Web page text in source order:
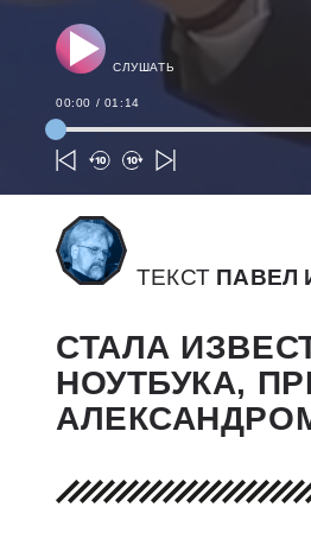
СЛУШАТЬ
00:00 / 01:14
ТЕКСТ ПАВЕЛ
СТАЛА
НОУТБУКА,